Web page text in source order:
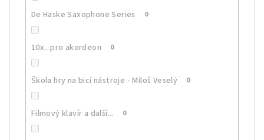
De Haske Saxophone Series 0
10x...pro akordeon 0
Škola hry na bicí nástroje - Miloš Veselý 0
Filmový klavír a další... 0